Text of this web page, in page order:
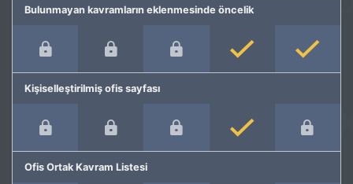
Bulunmayan kavramların eklenmesinde öncelik
Kişiselleştirilmiş ofis sayfası
Ofis Ortak Kavram Listesi